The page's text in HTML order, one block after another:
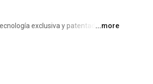
exclusiva y patentada para
...more